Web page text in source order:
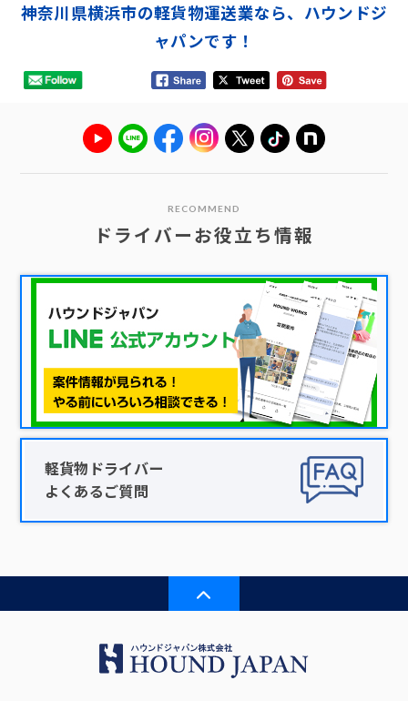
神奈川県横浜市の軽貨物運送業なら、ハウンドジ
ャパンです！
RECOMMEND
ドライバーお役立ち情報
軽貨物ドライバー
よくあるご質問